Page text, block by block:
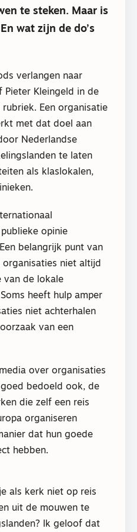
te steken. Maar is
wat zijn de do’s
verlangen naar
Pieter Kleingeld in de
Een organisatie
met dat doel aan
Nederlandse
te laten
als klaslokalen,
opinie
belangrijk punt van
niet altijd
van de lokale
heeft hulp amper
niet achterhalen
van een
over organisaties
bedoeld ook, de
die zelf een reis
organiseren
dat hun goede
hebben.
als kerk niet op reis
uit de mouwen te
Ik geloof dat